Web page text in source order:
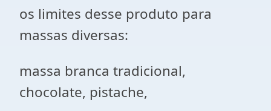
os limites desse produto para
massas diversas:
massa branca tradicional,
chocolate, pistache,